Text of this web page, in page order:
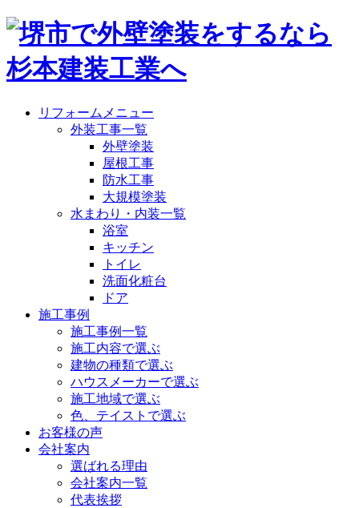
リフォームメニュー
外装工事一覧
外壁塗装
屋根工事
防水工事
大規模塗装
水まわり・内装一覧
浴室
キッチン
トイレ
洗面化粧台
ドア
施工事例
施工事例一覧
施工内容で選ぶ
建物の種類で選ぶ
ハウスメーカーで選ぶ
施工地域で選ぶ
色、テイストで選ぶ
お客様の声
会社案内
選ばれる理由
会社案内一覧
代表挨拶